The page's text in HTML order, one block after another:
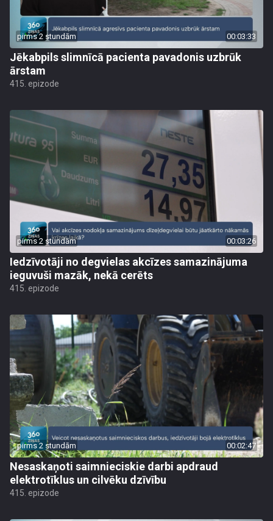
pirms 2 stundām 00:03:33
Jēkabpils slimnīcā pacienta pavadonis uzbrūk
ārstam
415. epizode
pirms 2 stundām 00:03:26
Iedzīvotāji no degvielas akcīzes samazinājuma
ieguvuši mazāk, nekā cerēts
415. epizode
pirms 2 stundām 00:02:47
Nesaskaņoti saimnieciskie darbi apdraud
elektrotīklus un cilvēku dzīvību
415. epizode